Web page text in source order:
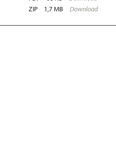
ZIP 1,7 MB Download